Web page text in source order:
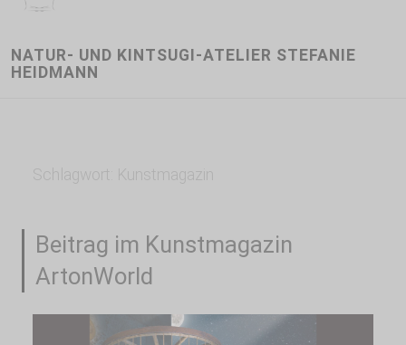
NATUR- UND KINTSUGI-ATELIER STEFANIE
HEIDMANN
Schlagwort: Kunstmagazin
Beitrag im Kunstmagazin
ArtonWorld